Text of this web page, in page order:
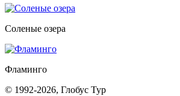
Соленые озера
Фламинго
© 1992-2026, Глобус Тур